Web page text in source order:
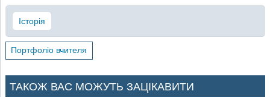
Історія
Портфоліо вчителя
ТАКОЖ ВАС МОЖУТЬ ЗАЦІКАВИТИ